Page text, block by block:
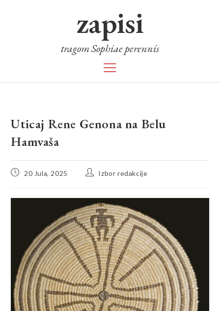
zapisi
tragom Sophiae perennis
Uticaj Rene Genona na Belu
Hamvaša
20 Jula, 2025 Izbor redakcije